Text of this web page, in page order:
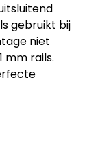
gebruikt bij
niet
mm rails.